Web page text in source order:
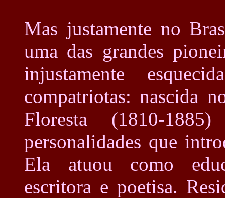
Mas justamente no
uma das grandes
injustamente
compatriotas: nascida
Floresta (1810-
personalidades que
Ela atuou como
escritora e poetisa.